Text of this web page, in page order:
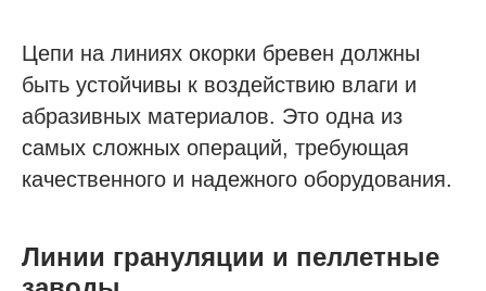
Цепи на линиях окорки бревен должны
быть устойчивы к воздействию влаги и
абразивных материалов. Это одна из
самых сложных операций, требующая
качественного и надежного оборудования.
Линии грануляции и пеллетные